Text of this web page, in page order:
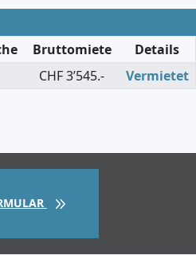
Bruttomiete
Details
CHF 3’545.- Vermietet